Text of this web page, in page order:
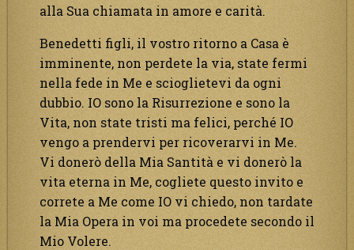
alla Sua chiamata in amore e carità.
Benedetti figli, il vostro ritorno a Casa è
imminente, non perdete la via, state fermi
nella fede in Me e scioglietevi da ogni
dubbio. IO sono la Risurrezione e sono la
Vita, non state tristi ma felici, perché IO
vengo a prendervi per ricoverarvi in Me.
Vi donerò della Mia Santità e vi donerò la
vita eterna in Me, cogliete questo invito e
correte a Me come IO vi chiedo, non tardate
la Mia Opera in voi ma procedete secondo il
Mio Volere.